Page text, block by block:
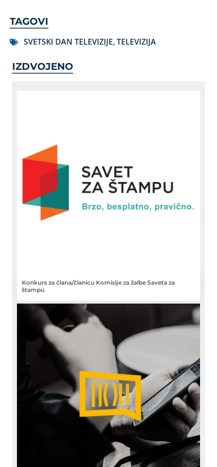
TAGOVI
SVETSKI DAN TELEVIZIJE,TELEVIZIJA
IZDVOJENO
Konkurs za člana/članicu Komisije za žalbe Saveta za
štampu